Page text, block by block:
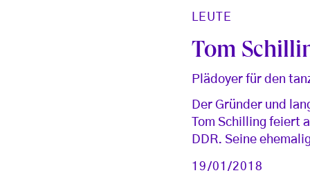
LEUTE
Tom
Plädoyer für den
Der Gründer und
Tom Schilling feiert
DDR. Seine
19/01/2018